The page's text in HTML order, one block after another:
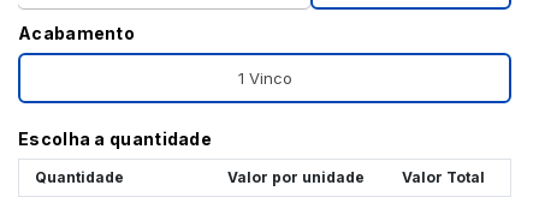
Acabamento
1 Vinco
Escolha a quantidade
Quantidade Valor por unidade Valor Total